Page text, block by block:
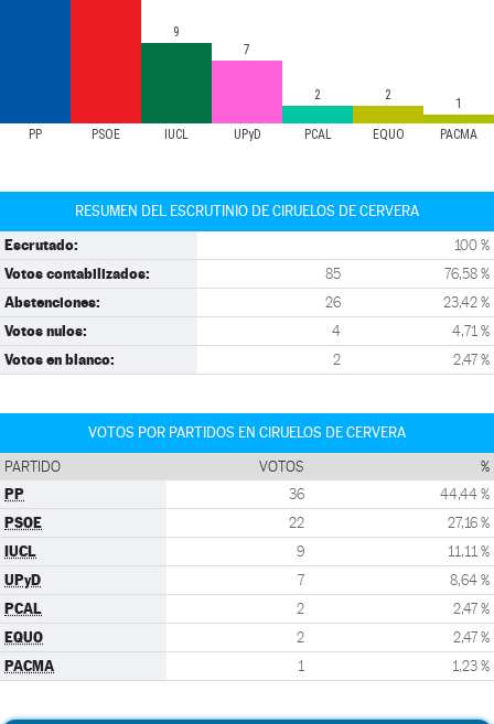
PP PSOE IUCL UPyD PCAL EQUO PACMA
9
7
2 2
1
RESUMEN DEL ESCRUTINIO DE CIRUELOS DE CERVERA
Escrutado: 100 %
Votos contabilizados: 85 76,58 %
Abstenciones: 26 23,42 %
Votos nulos: 4 4,71 %
Votos en blanco: 2 2,47 %
VOTOS POR PARTIDOS EN CIRUELOS DE CERVERA
PARTIDO VOTOS %
PP 36 44,44 %
PSOE 22 27,16 %
IUCL 9 11,11 %
UPyD 7 8,64 %
PCAL 2 2,47 %
EQUO 2 2,47 %
PACMA 1 1,23 %